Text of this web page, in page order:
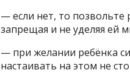
— если нет, то позвольте
запрещая и не уделяя ей
— при желании ребёнка
настаивать на этом не